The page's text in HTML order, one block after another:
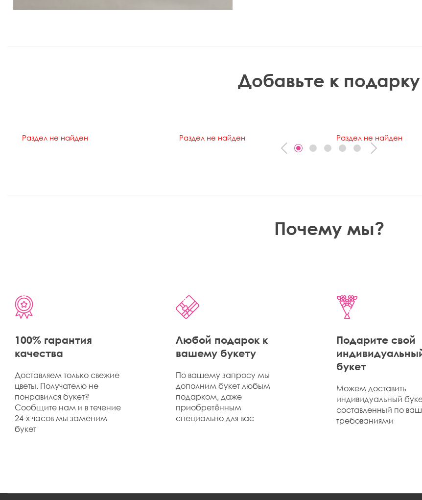
Добавьте к подарку
Раздел не найден Раздел не найден Раздел не найден
Почему мы?
100% гарантия
качества
Доставляем только свежие
цветы. Получателю не
понравился букет?
Сообщите нам и в течение
24-х часов мы заменим
букет
Любой подарок к
вашему букету
По вашему запросу мы
дополним букет любым
подарком, даже
приобретённым
специально для вас
Подарите свой
букет
Можем доставить
индивидуальный
составленный по
требованиями